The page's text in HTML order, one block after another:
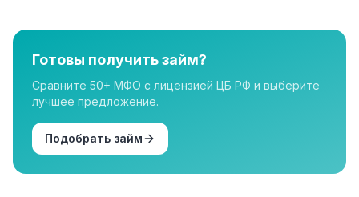
организации в нашем каталоге имеют лицензию.
Готовы получить займ?
Сравните 50+ МФО с лицензией ЦБ РФ и выберите
лучшее предложение.
Подобрать займ